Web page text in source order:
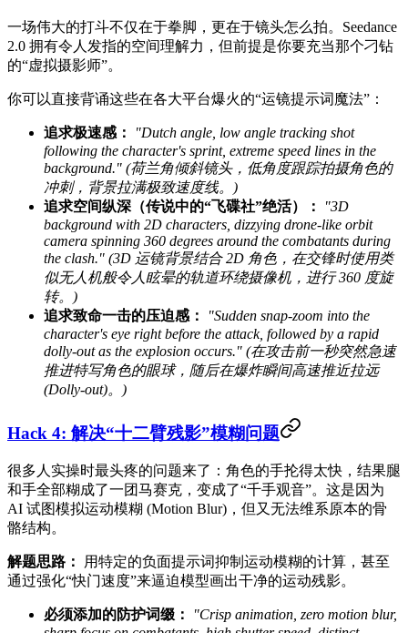
一场伟大的打斗不仅在于拳脚，更在于镜头怎么拍。Seedance
2.0 拥有令人发指的空间理解力，但前提是你要充当那个刁钻
的“虚拟摄影师”。
你可以直接背诵这些在各大平台爆火的“运镜提示词魔法”：
追求极速感：
"Dutch angle, low angle tracking shot
following the character's sprint, extreme speed lines in the
background." (荷兰角倾斜镜头，低角度跟踪拍摄角色的
冲刺，背景拉满极致速度线。)
追求空间纵深（传说中的“飞碟社”绝活）：
"3D
background with 2D characters, dizzying drone-like orbit
camera spinning 360 degrees around the combatants during
the clash." (3D 运镜背景结合 2D 角色，在交锋时使用类
似无人机般令人眩晕的轨道环绕摄像机，进行 360 度旋
转。)
追求致命一击的压迫感：
"Sudden snap-zoom into the
character's eye right before the attack, followed by a rapid
dolly-out as the explosion occurs." (在攻击前一秒突然急速
推进特写角色的眼球，随后在爆炸瞬间高速推近拉远
(Dolly-out)。)
Hack 4: 解决“十二臂残影”模糊问题
很多人实操时最头疼的问题来了：角色的手抡得太快，结果腿
和手全部糊成了一团马赛克，变成了“千手观音”。这是因为
AI 试图模拟运动模糊 (Motion Blur)，但又无法维系原本的骨
骼结构。
解题思路：
用特定的负面提示词抑制运动模糊的计算，甚至
通过强化“快门速度”来逼迫模型画出干净的运动残影。
必须添加的防护词缀：
"Crisp animation, zero motion blur,